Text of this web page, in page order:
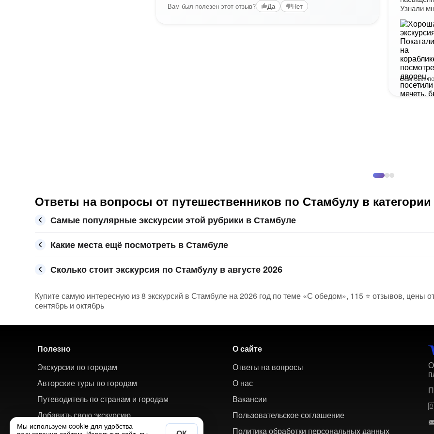
Вам был полезен этот отзыв? Да Нет
Узнали
Вам был
Ответы на вопросы от путешественников по Стамбулу в
Самые популярные экскурсии этой рубрики в Стамбуле
Какие места ещё посмотреть в Стамбуле
Сколько стоит экскурсия по Стамбулу в августе 2026
Купите самую интересную из 8 экскурсий в Стамбуле на 2026 год по теме «С обедом», 115 ⭐ отзывов, цены
сентябрь и октябрь
Полезно
Экскурсии по городам
Авторские туры по городам
Путеводитель по странам и городам
Добавить свою экскурсию
О сайте
Ответы на вопросы
О нас
Вакансии
Пользовательское соглашение
Политика обработки персональных данных
Мы используем cookie для удобства